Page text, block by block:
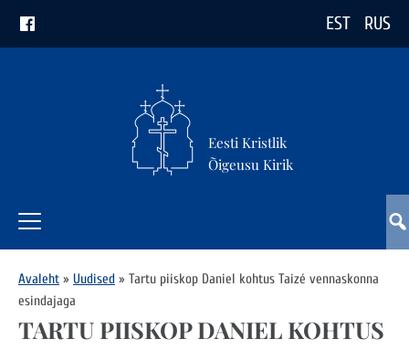
EST RUS
Eesti Kristlik
Õigeusu Kirik
Avaleht » Uudised » Tartu piiskop Daniel kohtus Taizé vennaskonna
esindajaga
TARTU PIISKOP DANIEL KOHTUS